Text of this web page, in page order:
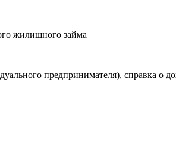
жилищного займа
предпринимателя), справка о